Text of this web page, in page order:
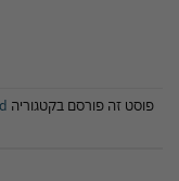
פוסט זה פורסם בקטגוריה